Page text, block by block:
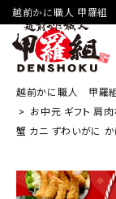
越前かに職人 甲羅組
越前かに職人 甲羅組
お中元 ギフト 肩
蟹 カニ ずわいがに か